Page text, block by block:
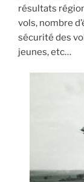
résultats
vols, nombre
sécurité des
jeunes, etc…